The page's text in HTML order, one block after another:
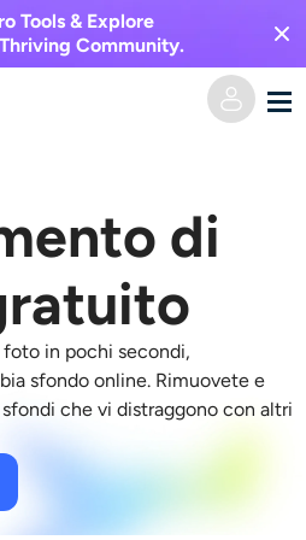
Tools & Explore
Community.
di
foto in pochi secondi,
sfondo online. Rimuovete e
che vi distraggono con altri